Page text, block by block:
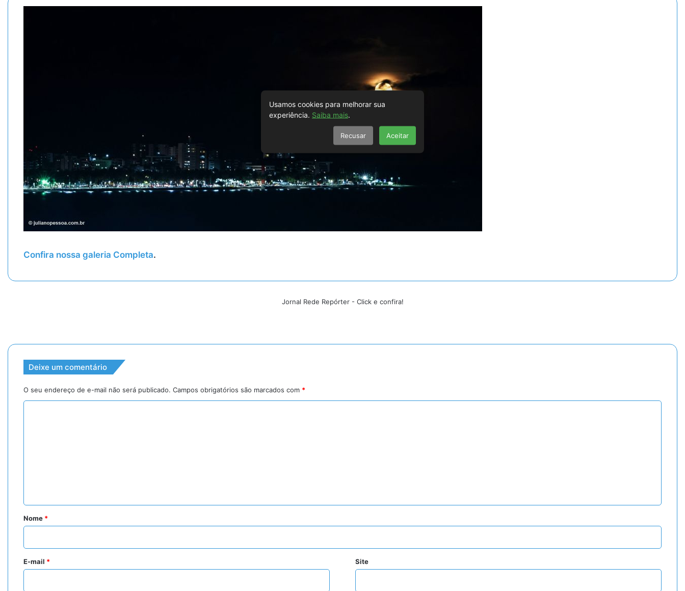
Confira nossa galeria Completa.
Jornal Rede Repórter - Click e confira!
Deixe um comentário
O seu endereço de e-mail não será publicado. Campos obrigatórios são marcados com *
r
i
o
*
Nome *
E-mail * Site
Usamos cookies para melhorar sua
experiência. Saiba mais.
Recusar Aceitar